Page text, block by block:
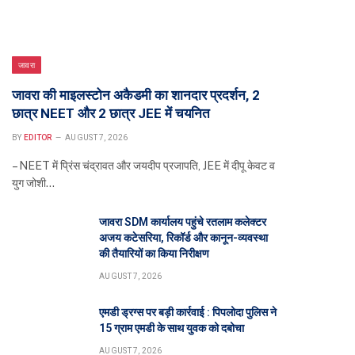
जावरा
जावरा की माइलस्टोन अकैडमी का शानदार प्रदर्शन, 2
छात्र NEET और 2 छात्र JEE में चयनित
BY EDITOR AUGUST 7, 2026
– NEET में प्रिंस चंद्रावत और जयदीप प्रजापति, JEE में दीपू केवट व
युग जोशी…
जावरा SDM कार्यालय पहुंचे रतलाम कलेक्टर
अजय कटेसरिया, रिकॉर्ड और कानून-व्यवस्था
की तैयारियों का किया निरीक्षण
AUGUST 7, 2026
एमडी ड्रग्स पर बड़ी कार्रवाई : पिपलोदा पुलिस ने
15 ग्राम एमडी के साथ युवक को दबोचा
AUGUST 7, 2026